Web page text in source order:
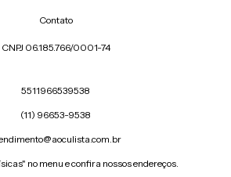
Contato
CNPJ 06.185.766/0001-74
5511966539538
(11) 96653-9538
no menu e confira nossos endereços.